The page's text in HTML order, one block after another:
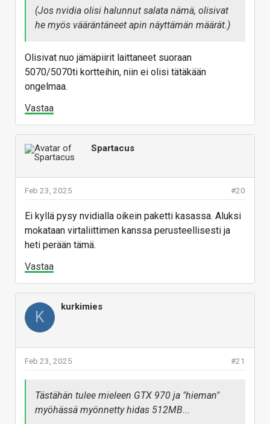
(Jos nvidia olisi halunnut salata nämä, olisivat
he myös vääräntäneet apin näyttämän määrät.)
Olisivat nuo jämäpiirit laittaneet suoraan
5070/5070ti kortteihin, niin ei olisi tätäkään
ongelmaa.
Vastaa
Spartacus
#20
Feb 23, 2025
Ei kyllä pysy nvidialla oikein paketti kasassa. Aluksi
mokataan virtaliittimen kanssa perusteellisesti ja
heti perään tämä.
Vastaa
K
kurkimies
#21
Feb 23, 2025
Tästähän tulee mieleen GTX 970 ja "hieman"
myöhässä myönnetty hidas 512MB...